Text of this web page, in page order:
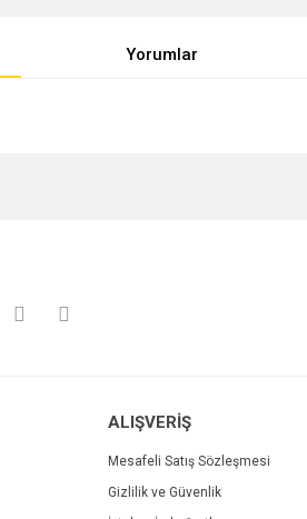
Yorumlar
bilgiler bulunuyor.
ALIŞVERİŞ
Mesafeli Satış Sözleşmesi
Gizlilik ve Güvenlik